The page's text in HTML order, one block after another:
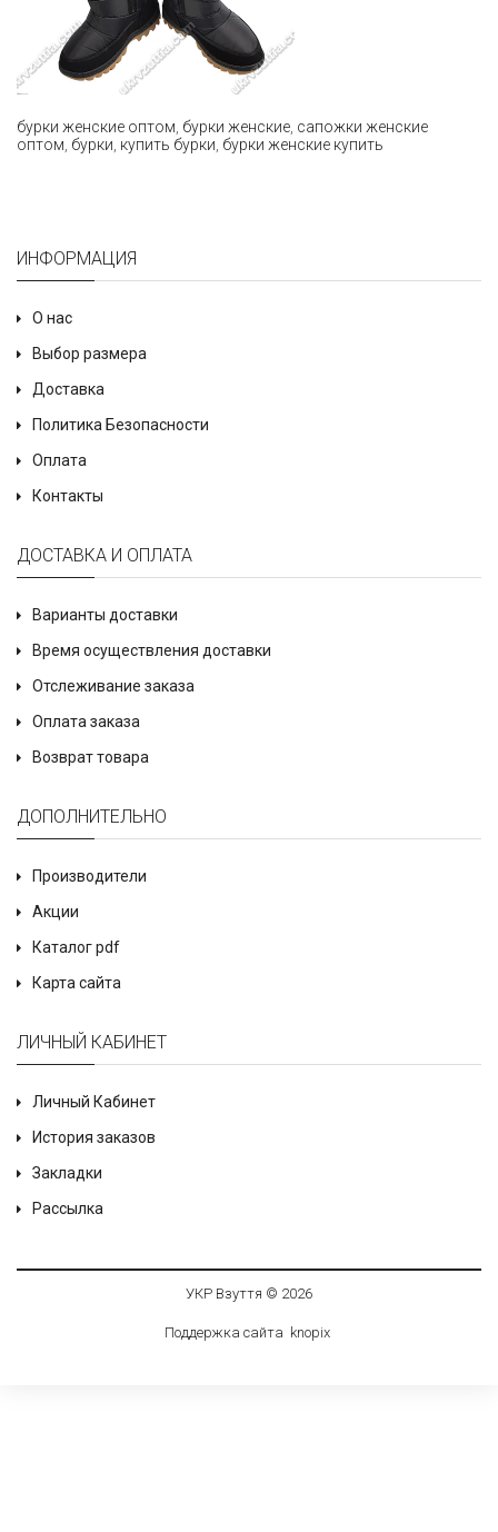
бурки женские оптом бурки женские сапожки женские
оптом бурки купить бурки бурки женские купить
ИНФОРМАЦИЯ
О нас
Выбор размера
Доставка
Политика Безопасности
Оплата
Контакты
ДОСТАВКА И ОПЛАТА
Варианты доставки
Время осуществления доставки
Отслеживание заказа
Оплата заказа
Возврат товара
ДОПОЛНИТЕЛЬНО
Производители
Акции
Каталог pdf
Карта сайта
ЛИЧНЫЙ КАБИНЕТ
Личный Кабинет
История заказов
Закладки
Рассылка
УКР Взуття © 2026
Поддержка сайта knopix